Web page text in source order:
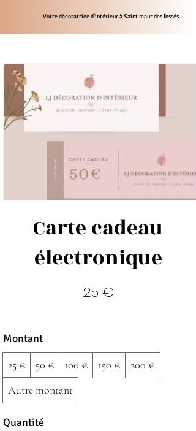
Votre décoratrice d'intérieur à Saint maur des fossés.
Carte cadeau
électronique
25 €
Montant
25 €
50 € 100 € 150 €
200 €
Autre montant
Quantité